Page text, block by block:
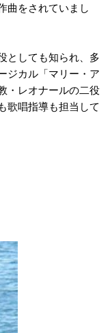
曲をされていまし
としても知られ、多
ジカル「マリー・ア
・レオナールの二役
歌唱指導も担当して